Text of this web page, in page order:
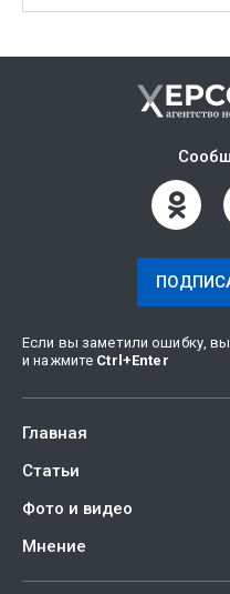
Если вы заметили ошибку,
и нажмите Ctrl +Enter
Главная
Статьи
Фото и видео
Мнение